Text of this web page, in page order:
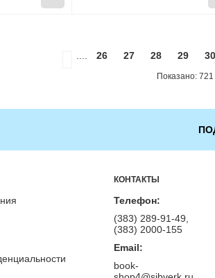
26 27 28 29 30
Показано:
КОНТАКТЫ
Телефон:
(383) 289-91-49,
(383) 2000-155
Email:
book-